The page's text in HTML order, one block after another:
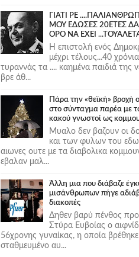
ΓΙΑΤΙ ΡΕ
ΜΟΥ ΕΔΩΣΕΣ 20ΕΤΕΣ
ΟΡΟ ΝΑ ΕΧΕΙ
Η επιστολή ενός
μέχρι τέλους...40
τυραννάς τα .... καημένα παιδιά της
βρε άθ...
Πάρα την «θεϊκή» βροχή
στο σύνταγμα παρέα με
κακού γνωστοί ως
Μυαλο δεν βαζουν οι
και των φυλων του
αιωνες ουτε με τα διαβολικα
εβαλαν μαλ...
Άλλη μια που διάβαζε
μισάνθρωπων πήγε
διακοπές
Δηθεν βαρύ πένθος
Στύρα Ευβοίας ο
56χρονης γυναίκας, η οποία
σταθμευμένο αυ...